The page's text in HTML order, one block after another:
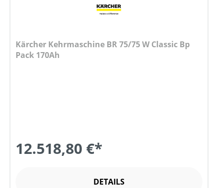
Kärcher Kehrmaschine BR 75/75 W Classic Bp
Pack 170Ah
12.518,80 €*
DETAILS